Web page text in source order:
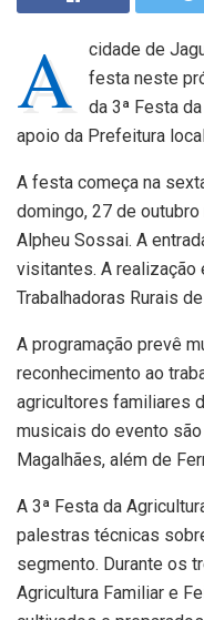
A
cidade de
festa neste
da 3ª Festa
apoio da Prefeitura
A festa começa na
domingo, 27 de
Alpheu Sossai. A
visitantes. A realização
Trabalhadoras Rurais
A programação prevê
reconhecimento ao
agricultores familiares
musicais do evento
Magalhães, além de
A 3ª Festa da
palestras técnicas
segmento. Durante os
Agricultura Familiar e